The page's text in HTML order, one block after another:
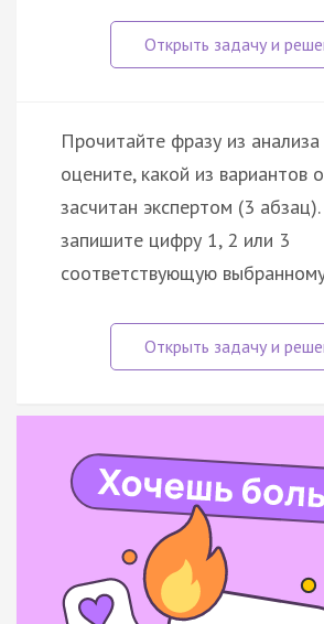
Прочитайте фразу из
оцените, какой из вариантов
засчитан экспертом (3
запишите цифру 1, 2 или 3
соответствующую